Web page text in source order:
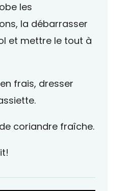
les
la débarrasser
et mettre le tout à
frais, dresser
coriandre fraîche.